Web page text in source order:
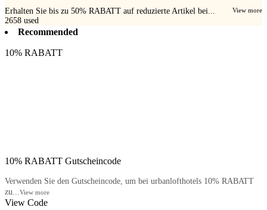
Erhalten Sie bis zu 50% RABATT auf reduzierte Artikel bei... View more
2658 used
Recommended
10% RABATT
10% RABATT Gutscheincode
Verwenden Sie den Gutscheincode, um bei urbanlofthotels 10% RABATT
zu...View more
View Code